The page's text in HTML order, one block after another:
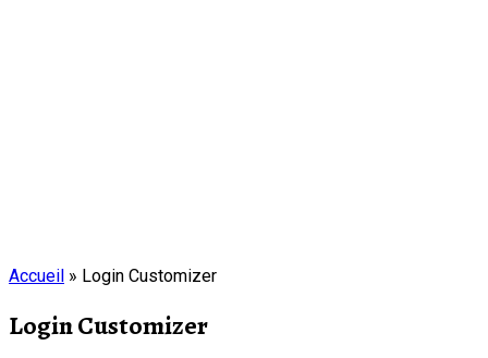
Accueil » Login Customizer
Login Customizer